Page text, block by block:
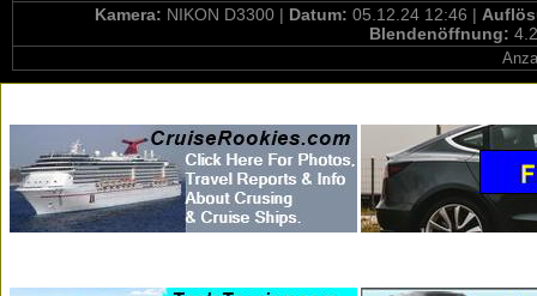
Kamera: NIKON D3300 | Datum: 05.12.24 12:46 |
Blendenöffnung: